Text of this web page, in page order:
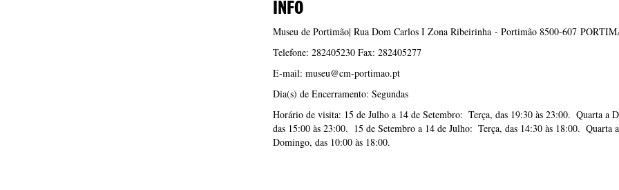
INFO
Museu de Portimão| Rua Dom Carlos I Zona Ribeirinha - Portimão 8500-607
Telefone: 282405230 Fax: 282405277
E-mail: museu@cm-portimao.pt
Dia(s) de Encerramento: Segundas
Horário de visita: 15 de Julho a 14 de Setembro: Terça, das 19:30 às 23:00. Quarta a
das 15:00 às 23:00. 15 de Setembro a 14 de Julho: Terça, das 14:30 às 18:00. Quarta a
Domingo, das 10:00 às 18:00.